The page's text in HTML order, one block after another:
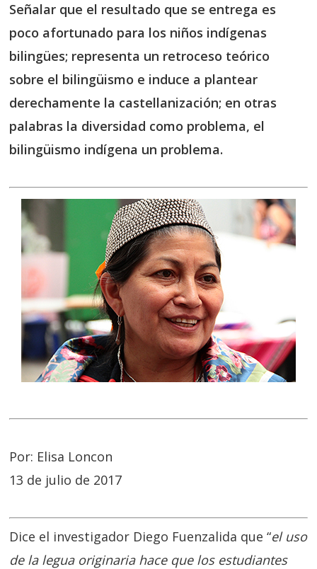
Señalar que el resultado que se entrega es
poco afortunado para los niños indígenas
bilingües; representa un retroceso teórico
sobre el bilingüismo e induce a plantear
derechamente la castellanización; en otras
palabras la diversidad como problema, el
bilingüismo indígena un problema.
Por: Elisa Loncon
13 de julio de 2017
Dice el investigador Diego Fuenzalida que “el uso
de la legua originaria hace que los estudiantes